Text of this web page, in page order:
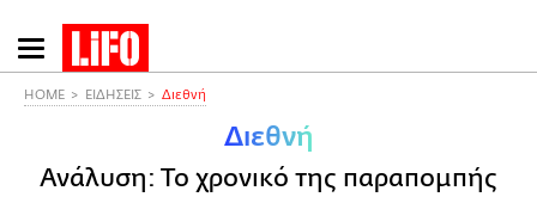
Παράκαμψη
προς
HOME ΕΙΔΗΣΕΙΣ Διεθνή
Διεθνή
Ανάλυση: Το χρονικό της παραπομπής